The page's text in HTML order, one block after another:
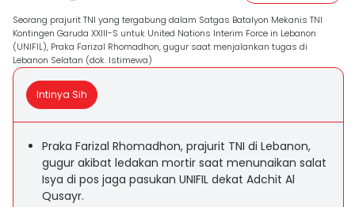
Seorang prajurit TNI yang tergabung dalam Satgas Batalyon Mekanis TNI
Kontingen Garuda XXIII-S untuk United Nations Interim Force in Lebanon
(UNIFIL), Praka Farizal Rhomadhon, gugur saat menjalankan tugas di
Lebanon Selatan (dok. Istimewa)
Intinya Sih
Praka Farizal Rhomadhon, prajurit TNI di Lebanon,
gugur akibat ledakan mortir saat menunaikan salat
Isya di pos jaga pasukan UNIFIL dekat Adchit Al
Qusayr.